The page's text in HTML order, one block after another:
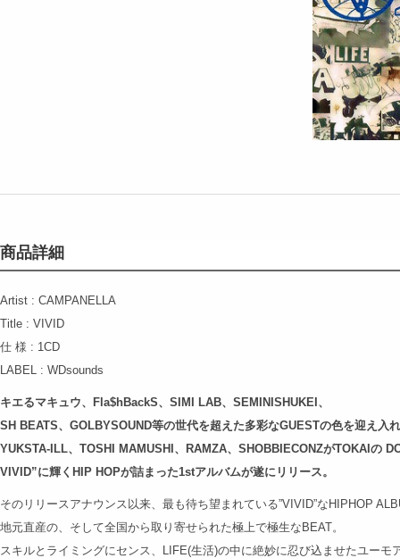
商品詳細
Artist : CAMPANELLA
Title : VIVID
仕 様 : 1CD
LABEL : WDsounds
キエるマキュウ、Fla$hBackS、SIMI LAB、SEMINISHUKEI、
SH BEATS、GOLBYSOUND等の世代を超えた多彩なGUESTの色を迎え入
YUKSTA-ILL、TOSHI MAMUSHI、RAMZA、SHOBBIECONZがTOKAIの
VIVID”に輝くHIP HOPが詰まった1stアルバムが遂にリリース。
そのリリースアナウンス以来、最も待ち望まれている”VIVID”なHIPHOP
地元直産の、そして全国から取り寄せられた極上で極生なBEAT。
スキルとライミングにセンス、LIFE(生活)の中に絶妙に忍び込ませたユーモ